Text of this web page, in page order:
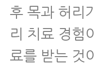
후 목과 허리
리 치료 경험
료를 받는 것